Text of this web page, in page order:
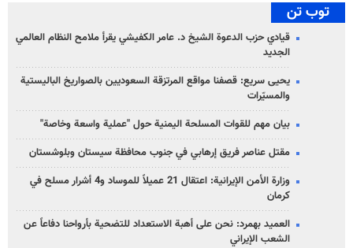
توب تن
قيادي حزب الدعوة الشيخ د. عامر الكفيشي يقرأ ملامح النظام العالمي
الجديد
يحيى سريع: قصفنا مواقع المرتزقة السعوديين بالصواريخ الباليستية
والمسيّرات
بيان مهم للقوات المسلحة اليمنية حول "عملية واسعة وخاصة"
مقتل عناصر فريق إرهابي في جنوب محافظة سيستان وبلوشستان
وزارة الأمن الإيرانية: اعتقال 21 عميلاً للموساد و4 أشرار مسلح في
كرمان
العميد بهمرد: نحن على أهبة الاستعداد للتضحية بأرواحنا دفاعاً عن
الشعب الإيراني